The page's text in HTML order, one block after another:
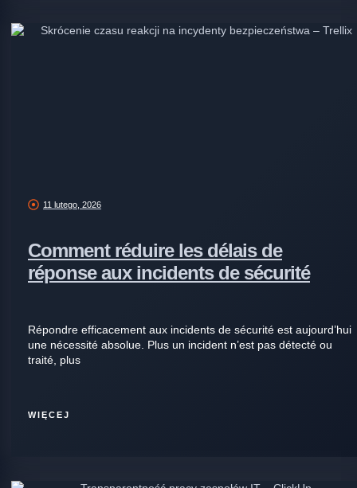
11 lutego, 2026
Comment réduire les délais de
réponse aux incidents de sécurité
Répondre efficacement aux incidents de sécurité est aujourd’hui
une nécessité absolue. Plus un incident n’est pas détecté ou
traité, plus
WIĘCEJ